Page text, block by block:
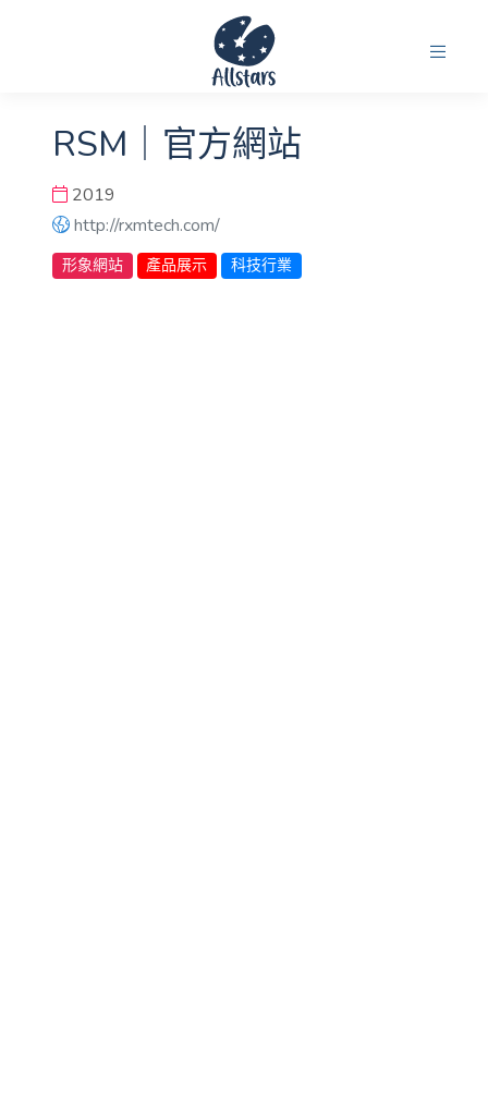
RSM｜官方網站
2019
http://rxmtech.com/
形象網站 產品展示 科技行業